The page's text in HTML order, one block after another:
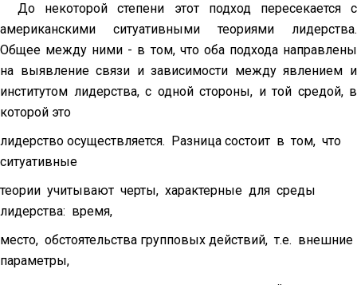
До некоторой степени этот подход пересекается с
американскими ситуативными теориями лидерства.
Общее между ними - в том, что оба подхода направлены
на выявление связи и зависимости между явлением и
институтом лидерства, с одной стороны, и той средой, в
которой это
лидерство осуществляется. Разница состоит в том, что
ситуативные
теории учитывают черты, характерные для среды
лидерства: время,
место, обстоятельства групповых действий, т.е. внешние
параметры,